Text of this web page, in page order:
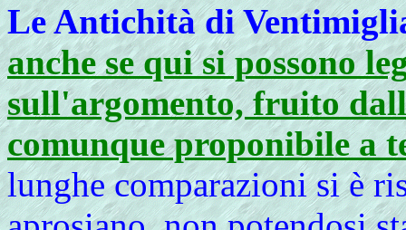
Le Antichità di
anche se qui si possono
sull'argomento, fruito
comunque proponibile a
lunghe comparazioni si è